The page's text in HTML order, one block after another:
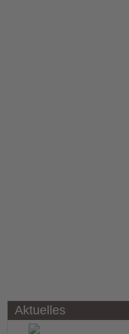
Aktuelles